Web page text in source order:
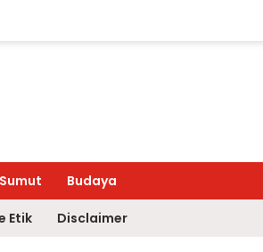
Sumut Budaya
Etik Disclaimer